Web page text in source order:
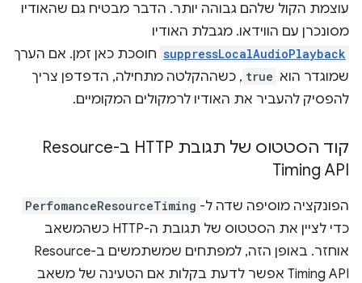
עוצמת הקול שלהם גבוהה יותר. הדבר מבטיח גם שהאודיו
מסונכרן עם הווידאו. מגבלת האודיו
suppressLocalAudioPlayback חוסכת כאן זמן. אם הערך
שמוגדר הוא true , כשההקלטה מתחילה, הדפדפן צריך
להפסיק להעביר את האודיו לרמקולים המקומיים.
קוד הסטטוס של תגובת HTTP ב-Resource
Timing API
הפונקציה מוסיפה שדה ל- PerfomanceResourceTiming
כדי לציין את הסטטוס של תגובת ה-HTTP כשהמשאב
אוחזר. באופן הזה, למפתחים שמשתמשים ב-Resource
Timing API אפשר לדעת בקלות אם הטעינה של משאב